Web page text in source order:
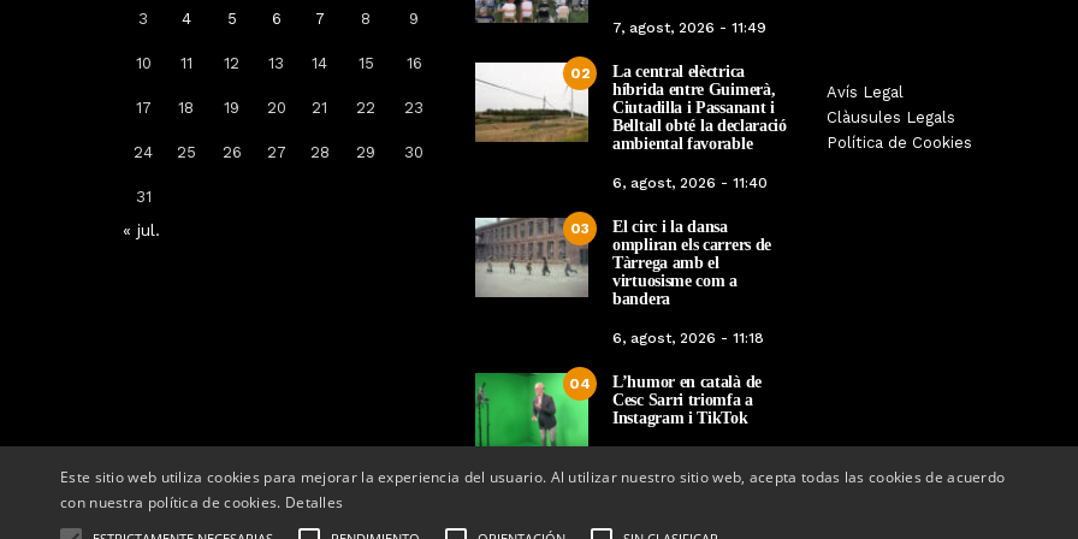
3 4 5 6 7 8 9
10 11 12 13 14 15 16
17 18 19 20 21 22 23
24 25 26 27 28 29 30
31
« jul.
7, agost, 2026 - 11:49
02
La central elèctrica
híbrida entre Guimerà,
Ciutadilla i Passanant i
Belltall obté la declaració
ambiental favorable
6, agost, 2026 - 11:40
03
El circ i la dansa
ompliran els carrers de
Tàrrega amb el
virtuosisme com a
bandera
6, agost, 2026 - 11:18
04
L’humor en català de
Cesc Sarri triomfa a
Instagram i TikTok
Avís Legal
Clàusules Legals
Política de Cookies
Arrenca la campanya de
vacunació: a qui li toca la de la
grip, COVID-19 o totes dues
14, octubre, 2025 - 08:04
Tàrrega farà bategar la història
amb l’estrena de “Lo Pedrafoc”,
la nova bèstia festiva de
12, maig, 2026 - 09:29
Tàrrega edita un
història dels gegants
en el marc de la
Este sitio web utiliza cookies para mejorar la experiencia del usuario. Al utilizar nuestro sitio web, acepta todas las cookies de acuerdo
con nuestra política de cookies. Detalles